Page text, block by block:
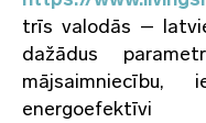
trīs valodās –
dažādus
mājsaimniecību,